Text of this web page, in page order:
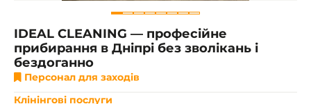
IDEAL CLEANING — професійне
прибирання в Дніпрі без зволікань і
бездоганно
Персонал для заходів
Клінінгові послуги